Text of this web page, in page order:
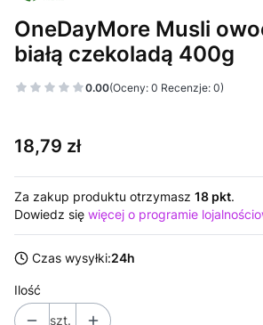
OneDayMore Musli
białą czekoladą 400g
0.00(Oceny: 0 Recenzje: 0)
Cena
18,79 zł
Za zakup produktu otrzymasz 18 pkt.
Dowiedz się więcej o programie
Czas wysyłki:24h
Ilość
szt.